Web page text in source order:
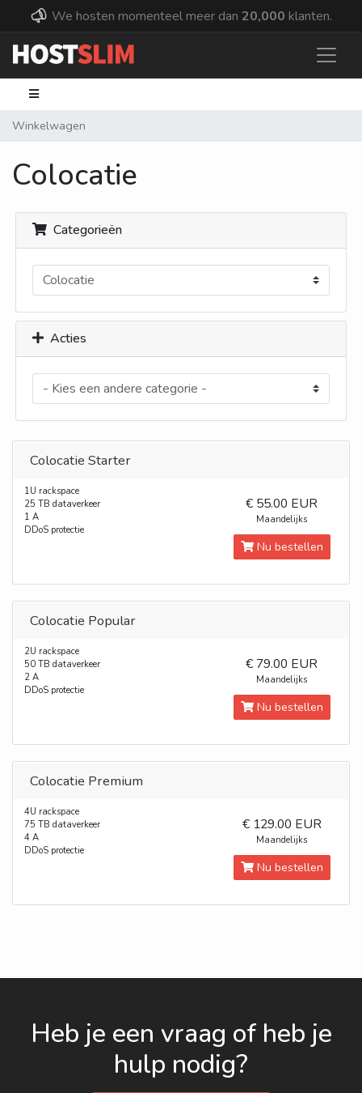
We hosten momenteel meer dan 20,000 klanten.
Winkelwagen
Colocatie
Categorieën
Acties
Colocatie Starter
1U rackspace
25 TB dataverkeer
1 A
DDoS protectie
€ 55.00 EUR
Maandelijks
Nu bestellen
Colocatie Popular
2U rackspace
50 TB dataverkeer
2 A
DDoS protectie
€ 79.00 EUR
Maandelijks
Nu bestellen
Colocatie Premium
4U rackspace
75 TB dataverkeer
4 A
DDoS protectie
€ 129.00 EUR
Maandelijks
Nu bestellen
Heb je een vraag of heb je
hulp nodig?